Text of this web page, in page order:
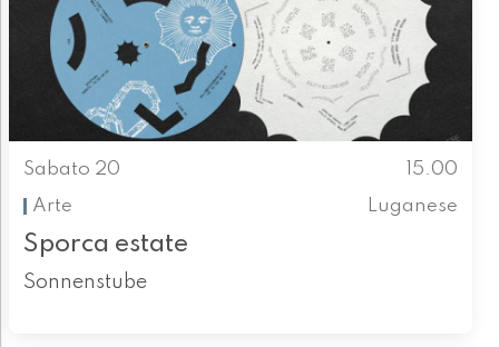
Sabato 20
15.00
Arte
Luganese
Sporca estate
Sonnenstube